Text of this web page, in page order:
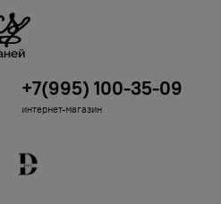
+7(995) 100-35-09
интернет-магазин